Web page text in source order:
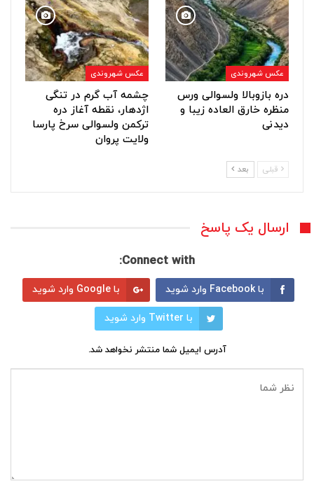
عکس شهروندی
دره بازوبالا ولسوالی ورس
منظره خارق العاده زیبا و
دیدنی
عکس شهروندی
چشمه آب گرم در تنگی
اژدهار، نقطه آغاز دره
ترکمن ولسوالی سرخ پارسا
ولایت پروان
قبلی بعد
ارسال یک پاسخ
Connect with:
با Facebook وارد شوید با Google وارد شوید
با Twitter وارد شوید
آدرس ایمیل شما منتشر نخواهد شد.